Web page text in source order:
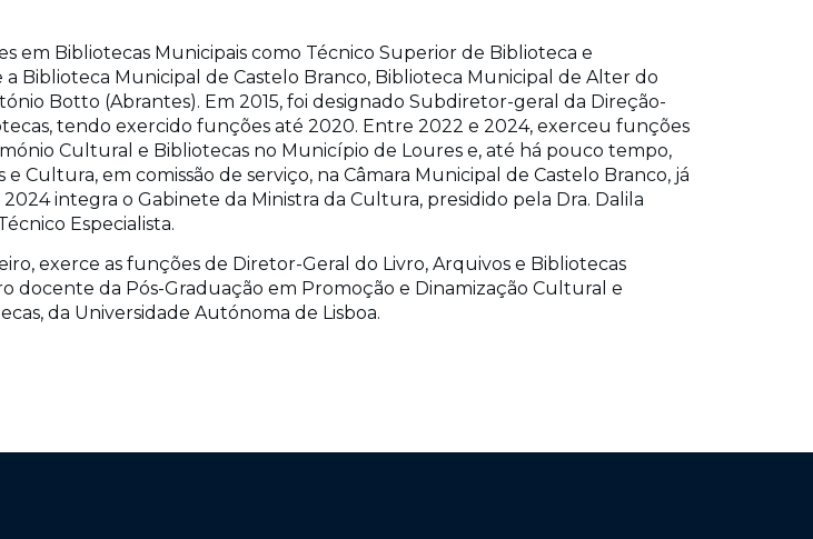
em Bibliotecas Municipais como Técnico Superior de Biblioteca e
Biblioteca Municipal de Castelo Branco, Biblioteca Municipal de Alter do
Botto (Abrantes). Em 2015, foi designado Subdiretor-geral da Direção-
tendo exercido funções até 2020. Entre 2022 e 2024, exerceu funções
Cultural e Bibliotecas no Município de Loures e, até há pouco tempo,
e Cultura, em comissão de serviço, na Câmara Municipal de Castelo Branco, já
integra o Gabinete da Ministra da Cultura, presidido pela Dra. Dalila
Especialista.
exerce as funções de Diretor-Geral do Livro, Arquivos e Bibliotecas
docente da Pós-Graduação em Promoção e Dinamização Cultural e
da Universidade Autónoma de Lisboa.